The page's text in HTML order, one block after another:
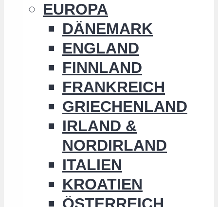
EUROPA
DÄNEMARK
ENGLAND
FINNLAND
FRANKREICH
GRIECHENLAND
IRLAND &
NORDIRLAND
ITALIEN
KROATIEN